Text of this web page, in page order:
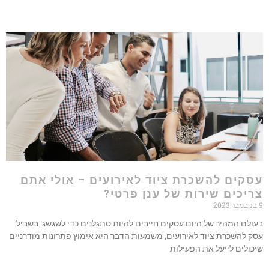
להשכרת ציוד לאירועים – אולי אתם
שירות של ענן פרטי?
המהיר של היום עסקים חייבים להיות סתגלנים כדי לשגשג. בשביל
להשכרת ציוד לאירועים, משמעות הדבר היא אימוץ פתרונות מודרניים
לייעל את הפעילות